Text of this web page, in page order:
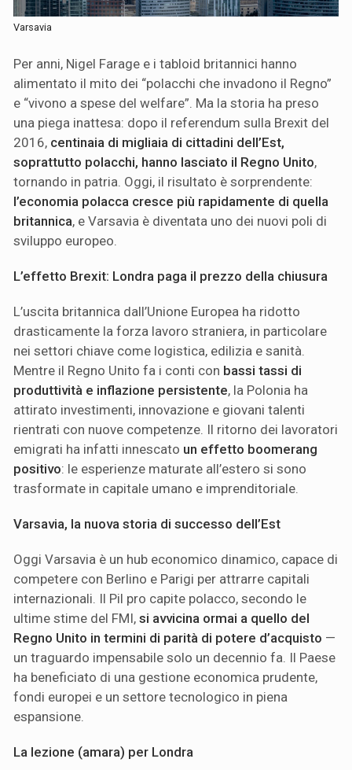
Varsavia
Per anni, Nigel Farage e i tabloid britannici hanno
alimentato il mito dei “polacchi che invadono il Regno”
e “vivono a spese del welfare”. Ma la storia ha preso
una piega inattesa: dopo il referendum sulla Brexit del
2016, centinaia di migliaia di cittadini dell’Est,
soprattutto polacchi, hanno lasciato il Regno Unito,
tornando in patria. Oggi, il risultato è sorprendente:
l’economia polacca cresce più rapidamente di quella
britannica, e Varsavia è diventata uno dei nuovi poli di
sviluppo europeo.
L’effetto Brexit: Londra paga il prezzo della chiusura
L’uscita britannica dall’Unione Europea ha ridotto
drasticamente la forza lavoro straniera, in particolare
nei settori chiave come logistica, edilizia e sanità.
Mentre il Regno Unito fa i conti con bassi tassi di
produttività e inflazione persistente, la Polonia ha
attirato investimenti, innovazione e giovani talenti
rientrati con nuove competenze. Il ritorno dei lavoratori
emigrati ha infatti innescato un effetto boomerang
positivo: le esperienze maturate all’estero si sono
trasformate in capitale umano e imprenditoriale.
Varsavia, la nuova storia di successo dell’Est
Oggi Varsavia è un hub economico dinamico, capace di
competere con Berlino e Parigi per attrarre capitali
internazionali. Il Pil pro capite polacco, secondo le
ultime stime del FMI, si avvicina ormai a quello del
Regno Unito in termini di parità di potere d’acquisto —
un traguardo impensabile solo un decennio fa. Il Paese
ha beneficiato di una gestione economica prudente,
fondi europei e un settore tecnologico in piena
espansione.
La lezione (amara) per Londra